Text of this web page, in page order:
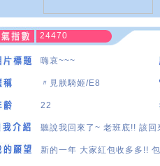
24470
嗨哀~~~
〃見朕騎姬/E8
22
聽說我回來了~ 老班底!! 該
新的一年 大家紅包收多多!!